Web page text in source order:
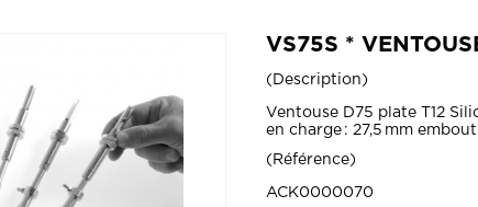
VS75S *
Description
Ventouse D75 plate T12
en charge : 27,5 mm
Référence
ACK0000070